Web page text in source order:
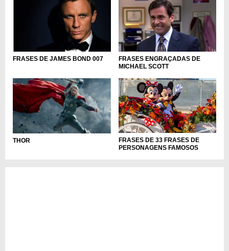
FRASES DE JAMES BOND 007
FRASES ENGRAÇADAS DE
MICHAEL SCOTT
THOR
FRASES DE 33 FRASES DE
PERSONAGENS FAMOSOS